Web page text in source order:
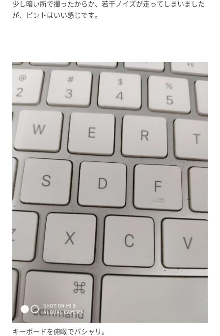
少し暗い所で撮ったからか、若干ノイズが走ってしまいました
が、ピントはいい感じです。
キーボードを俯瞰でパシャリ。